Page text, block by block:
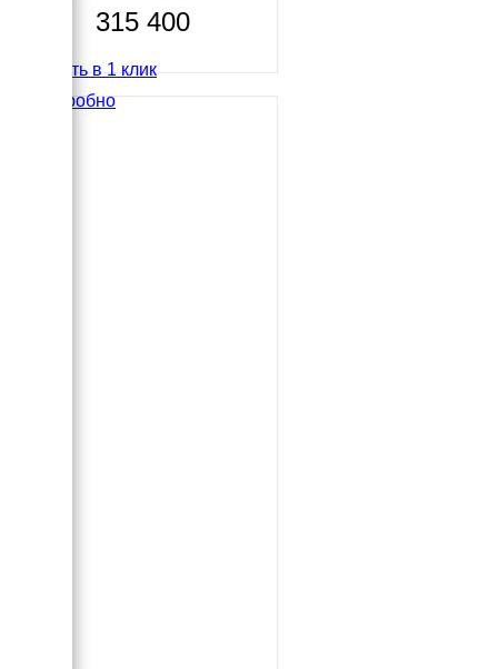
315 400
Купить в 1 клик
Подробно